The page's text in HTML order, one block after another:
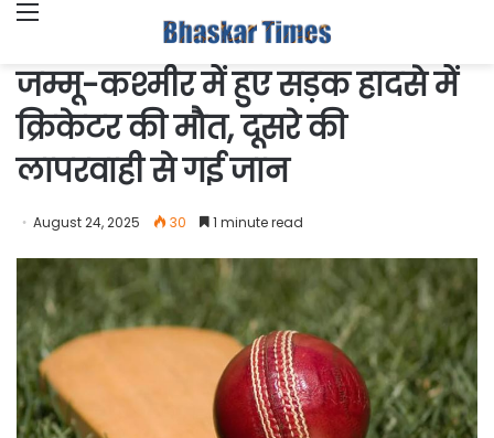
जम्मू-कश्मीर में हुए सड़क हादसे में
क्रिकेटर की मौत, दूसरे की
लापरवाही से गई जान
August 24, 2025 30 1 minute read